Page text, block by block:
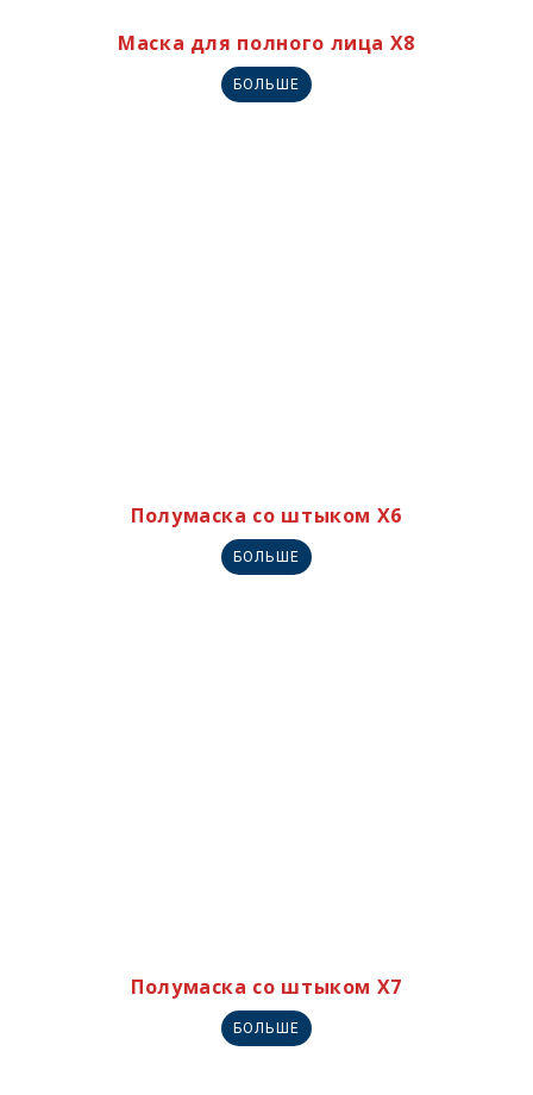
Маска для полного лица X8
БОЛЬШЕ
Полумаска со штыком X6
БОЛЬШЕ
Полумаска со штыком X7
БОЛЬШЕ